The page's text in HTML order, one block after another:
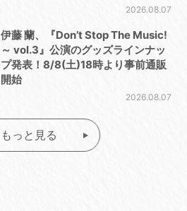
2026.08.07
伊藤 蘭、『Don’t Stop The Music!
～ vol.3』公演のグッズラインナッ
プ発表！8/8(土)18時より事前通販
開始
2026.08.07
もっと見る